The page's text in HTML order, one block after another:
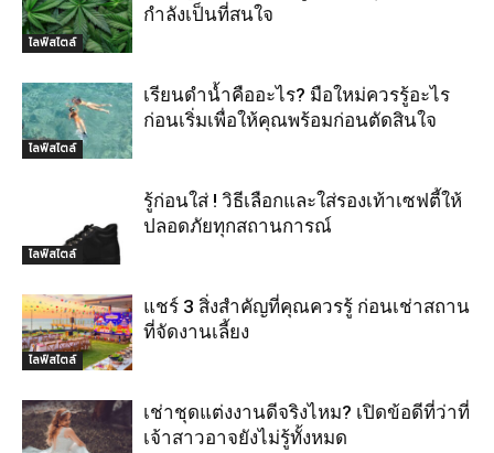
ไลฟ์สไตล์
กำลังเป็นที่สนใจ
ไลฟ์สไตล์
เรียนดำน้ำคืออะไร? มือใหม่ควรรู้อะไร
ก่อนเริ่มเพื่อให้คุณพร้อมก่อนตัดสินใจ
ไลฟ์สไตล์
รู้ก่อนใส่ ! วิธีเลือกและใส่รองเท้าเซฟตี้ให้
ปลอดภัยทุกสถานการณ์
ไลฟ์สไตล์
แชร์ 3 สิ่งสำคัญที่คุณควรรู้ ก่อนเช่าสถาน
ที่จัดงานเลี้ยง
เช่าชุดแต่งงานดีจริงไหม? เปิดข้อดีที่ว่าที่
เจ้าสาวอาจยังไม่รู้ทั้งหมด